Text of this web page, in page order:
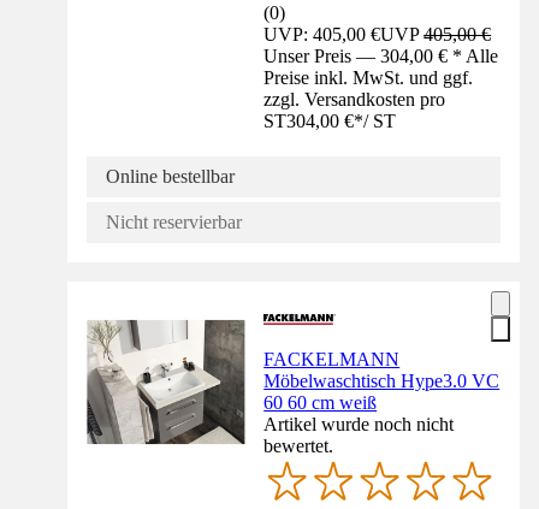
(0)
UVP: 405,00 €UVP405,00 €
Unser Preis — 304,00 € * Alle
Preise inkl. MwSt. und ggf.
zzgl. Versandkosten pro
ST304,00 €*/ ST
Online bestellbar
Nicht reservierbar
FACKELMANN
Möbelwaschtisch Hype3.0 VC
60 60 cm weiß
Artikel wurde noch nicht
bewertet.